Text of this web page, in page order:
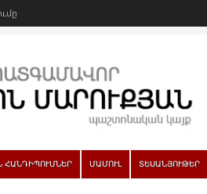
ՀԱՆԴԻՊՈՒՄՆԵՐ ՄԱՄՈՒԼ ՏԵՍԱՆՅՈՒԹԵՐ